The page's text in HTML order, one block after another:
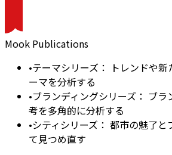
Mook Publications
•テーマシリーズ：
トレンドや
ーマを分析する
•ブランディングシリーズ： ブラ
考を多角的に分析する
•シティシリーズ： 都市の魅了と
て見つめ直す